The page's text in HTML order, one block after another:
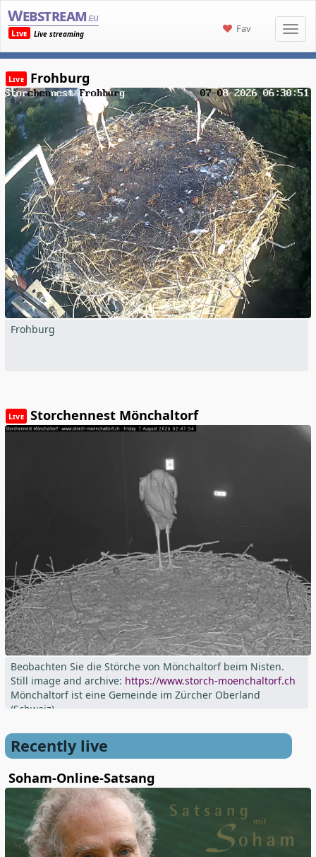
Webstream .eu
Live
Live streaming Fav
Live Frohburg
Frohburg
Live Storchennest Mönchaltorf
Beobachten Sie die Störche von Mönchaltorf beim Nisten.
Still image and archive: https://www.storch-moenchaltorf.ch
Mönchaltorf ist eine Gemeinde im Zürcher Oberland
(Schweiz)
Recently live
Soham-Online-Satsang